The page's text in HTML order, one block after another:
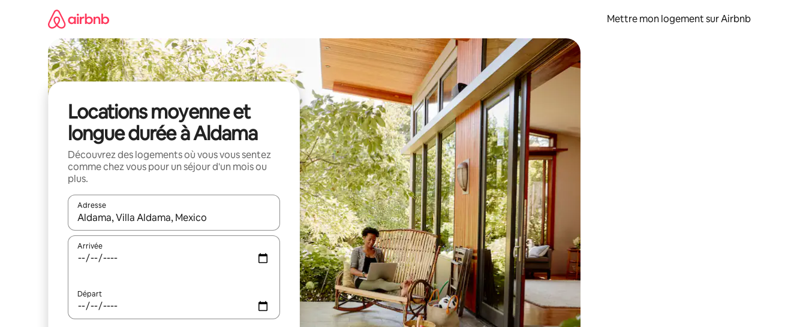
Mettre mon logement sur Airbnb
Locations moyenne et
longue durée à Aldama
Découvrez des logements où vous vous sentez
comme chez vous pour un séjour d'un mois ou
plus.
Adresse
Lorsque les résultats s'affichent, utilisez les flèches vers le haut et vers le bas pour les parcourir ou en appuyant et en faisant glisser.
Arrivée
Départ